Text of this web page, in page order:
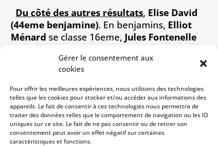
Gérer le consentement aux
cookies
Pour offrir les meilleures expériences, nous utilisons des technologies
telles que les cookies pour stocker et/ou accéder aux informations des
appareils. Le fait de consentir à ces technologies nous permettra de
traiter des données telles que le comportement de navigation ou les ID
uniques sur ce site. Le fait de ne pas consentir ou de retirer son
consentement peut avoir un effet négatif sur certaines
caractéristiques et fonctions.
Du côté des autres résultats, Elise David
(44eme benjamine). En benjamins, Elliot
Ménard se classe 16eme, Jules Fontenelle
En minimeLina Gosselinest 89eme. En
Bruno Foucher
Gillette(154eme) et en seniorBastien
Jeanne(135eme),Kevin Brouard(148eme)
etMathieu Fillion(156eme).
Place maintenant aux demi-finales des
championnats de France de cross à